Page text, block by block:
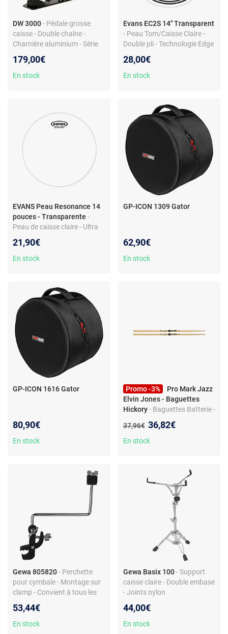
DW 3000- Pédale grosse
caisse - Double chaîne -
Charnière aluminium - Série
179,00€
En stock
Evans EC2S 14'' Transparent
- Peau Tom/Caisse Claire -
Double pli - Technologie Edge
28,00€
En stock
EVANS Peau Resonance 14
pouces - Transparente -
Peau de caisse claire - Ultra
palette de nuances
21,90€
En stock
GP-ICON 1309 Gator
62,90€
En stock
GP-ICON 1616 Gator
80,90€
En stock
Promo -3%
Pro Mark Jazz
Elvin Jones - Baguettes
Hickory - Baguettes Batterie -
Bois - Modèle TXJZW
Ancien prix :
37,96€ Nouveau prix :
36,82€
En stock
Gewa 805820- Perchette
pour cymbale - Montage sur
clamp - Convient à tous les
53,44€
En stock
Gewa Basix 100 - Support
caisse claire - Double embase
- Joints nylon
44,00€
En stock